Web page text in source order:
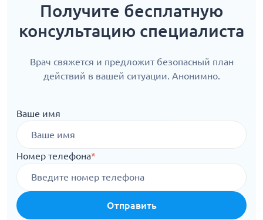
Получите бесплатную
консультацию специалиста
Врач свяжется и предложит безопасный план
действий в вашей ситуации. Анонимно.
Ваше имя
Номер телефона*
Отправить